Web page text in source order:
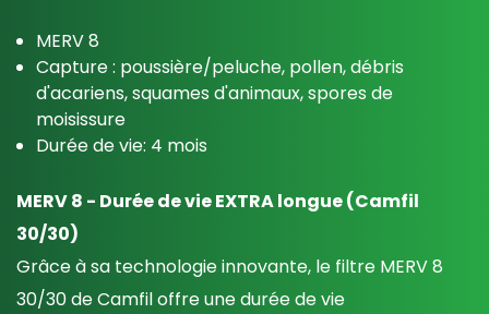
MERV 8
Capture : poussière/peluche, pollen, débris
d'acariens, squames d'animaux, spores de
moisissure
Durée de vie: 4 mois
MERV 8 - Durée de vie EXTRA longue (Camfil
30/30)
Grâce à sa technologie innovante, le filtre MERV 8
30/30 de Camfil offre une durée de vie